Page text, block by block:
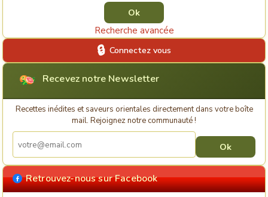
Recherche avancée
Connectez vous
Recevez notre Newsletter
Recettes inédites et saveurs orientales directement dans votre boîte
mail. Rejoignez notre communauté !
Retrouvez-nous sur Facebook